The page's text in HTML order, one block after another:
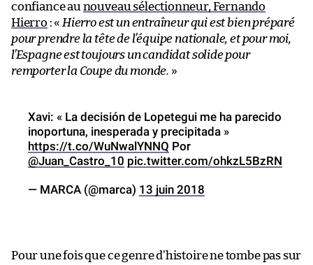
confiance au nouveau sélectionneur, Fernando
Hierro : « Hierro est un entraîneur qui est bien préparé
pour prendre la tête de l’équipe nationale, et pour moi,
l’Espagne est toujours un candidat solide pour
remporter la Coupe du monde. »
Xavi: « La decisión de Lopetegui me ha parecido
inoportuna, inesperada y precipitada »
https://t.co/WuNwalYNNQ Por
@Juan_Castro_10 pic.twitter.com/ohkzL5BzRN
— MARCA (@marca) 13 juin 2018
Pour une fois que ce genre d’histoire ne tombe pas sur